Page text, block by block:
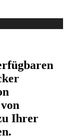
Ihrer